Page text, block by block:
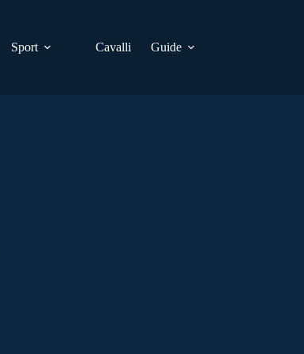
Sport Cavalli Guide